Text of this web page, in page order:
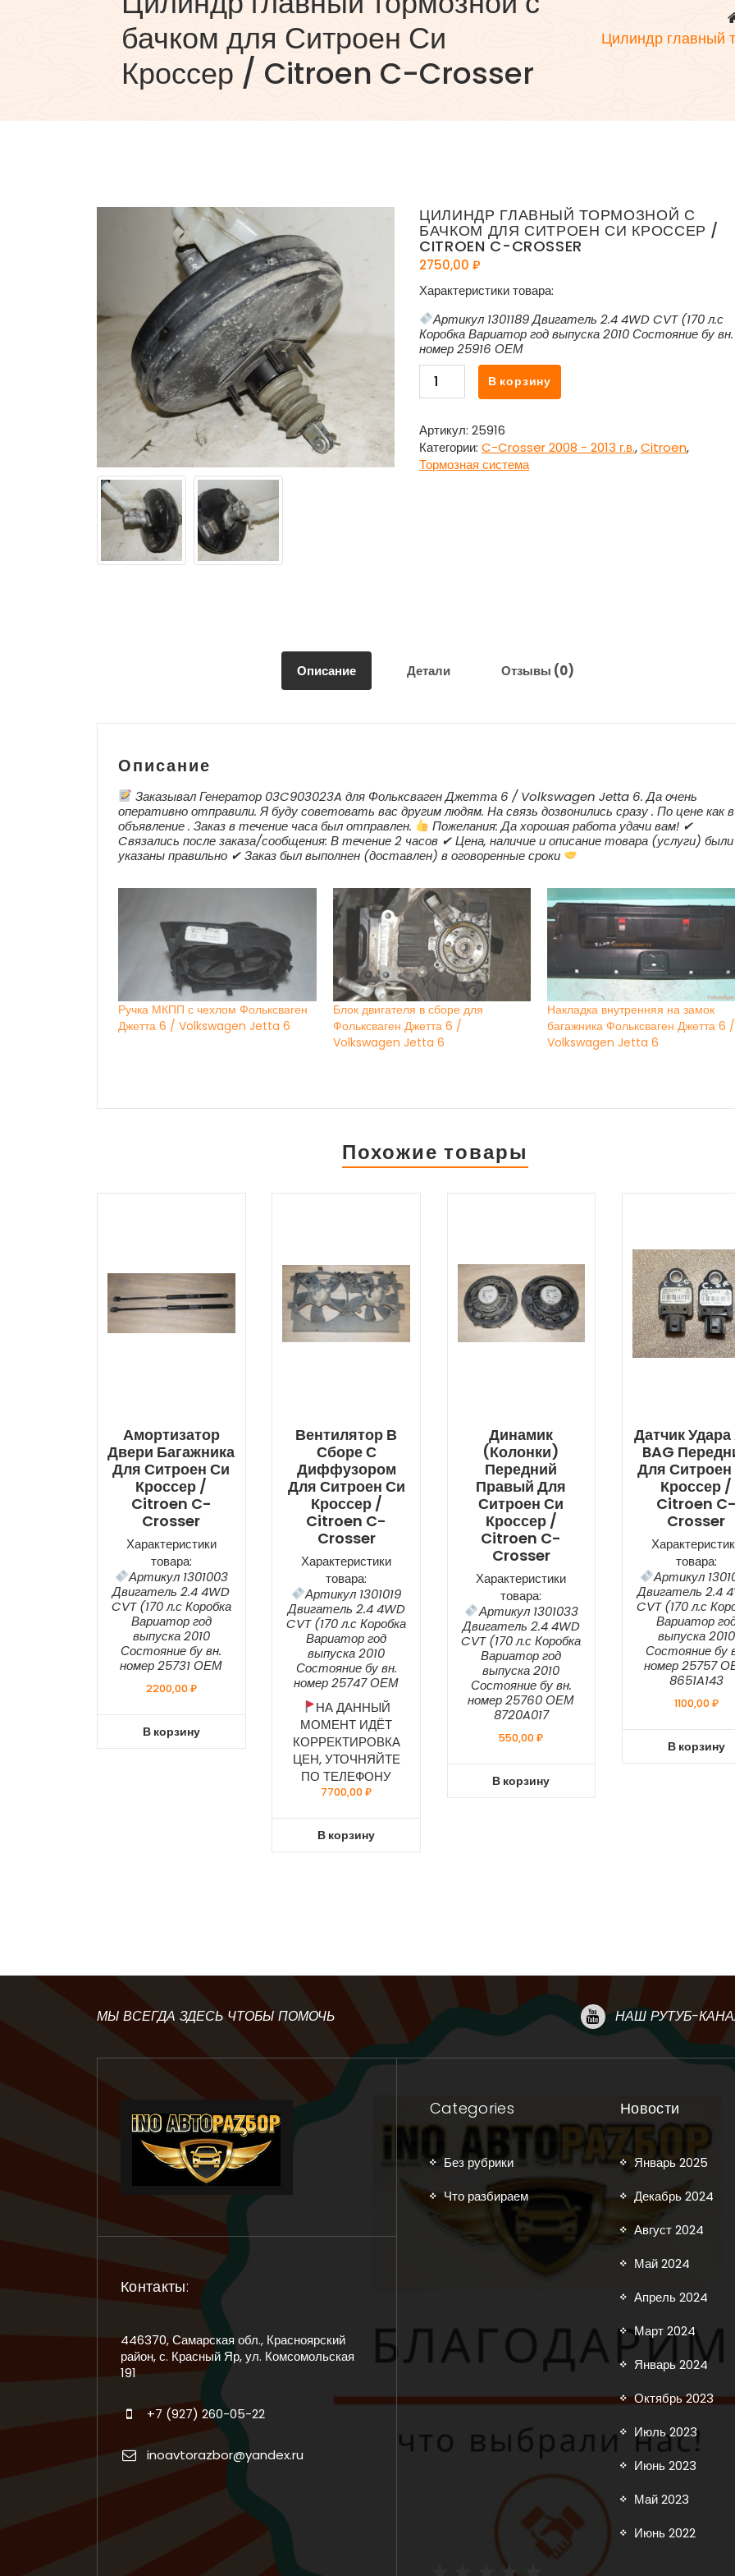
бачком для Ситроен Си
Кроссер / Citroen C-Crosser
Цилиндр главный
ЦИЛИНДР ГЛАВНЫЙ ТОРМОЗНОЙ С
БАЧКОМ ДЛЯ СИТРОЕН СИ КРОССЕР /
CITROEN C-CROSSER
2750,00 ₽
Характеристики товара:
Артикул 1301189 Двигатель 2.4 4WD CVT (170 л.с
Коробка Вариатор год выпуска 2010 Состояние бу вн.
номер 25916 ОЕМ
Количество
товара
главный
тормозной
с
бачком
В корзину
Артикул: 25916
Категории: C-Crosser 2008 - 2013 г.в.,Citroen,
Тормозная система
Описание Детали Отзывы (0)
Описание
Заказывал Генератор 03C903023A для Фольксваген Джетта 6 / Volkswagen Jetta 6. Да очень
оперативно отправили. Я буду советовать вас другим людям. На связь дозвонились сразу . По цене как в
объявление . Заказ в течение часа был отправлен.
Пожелания: Да хорошая работа удачи вам! ✔
Cвязались после заказа/сообщения: В течение 2 часов ✔ Цена, наличие и описание товара (услуги) были
указаны правильно ✔ Заказ был выполнен (доставлен) в оговоренные сроки
Ручка МКПП с чехлом Фольксваген
Джетта 6 / Volkswagen Jetta 6
Блок двигателя в сборе для
Фольксваген Джетта 6 /
Volkswagen Jetta 6
Накладка внутренняя на замок
багажника Фольксваген Джетта 6 /
Volkswagen Jetta 6
Похожие товары
Амортизатор
Двери Багажника
Для Ситроен Си
Кроссер /
Citroen C-
Crosser
Характеристики
товара:
Артикул 1301003
Двигатель 2.4 4WD
CVT (170 л.с Коробка
Вариатор год
выпуска 2010
Состояние бу вн.
номер 25731 ОЕМ
2200,00₽
В корзину
Вентилятор В
Сборе С
Диффузором
Для Ситроен Си
Кроссер /
Citroen C-
Crosser
Характеристики
товара:
Артикул 1301019
Двигатель 2.4 4WD
CVT (170 л.с Коробка
Вариатор год
выпуска 2010
Состояние бу вн.
номер 25747 ОЕМ
НА ДАННЫЙ
МОМЕНТ ИДЁТ
КОРРЕКТИРОВКА
ЦЕН, УТОЧНЯЙТЕ
ПО ТЕЛЕФОНУ
7700,00₽
В корзину
Динамик
(колонки)
Передний
Правый Для
Ситроен Си
Кроссер /
Citroen C-
Crosser
Характеристики
товара:
Артикул 1301033
Двигатель 2.4 4WD
CVT (170 л.с Коробка
Вариатор год
выпуска 2010
Состояние бу вн.
номер 25760 ОЕМ
8720A017
550,00₽
В корзину
Датчик Удара
BAG
Для
Кроссер /
Citroen
Crosser
товара:
Артикул
Двигатель 2.4
CVT (170 л.с
Вариатор
выпуска 2010
Состояние бу
номер 25757
8651A143
1100,00₽
В корзину
МЫ ВСЕГДА ЗДЕСЬ ЧТОБЫ ПОМОЧЬ НАШ РУТУБ-
Контакты:
446370, Самарская обл., Красноярский
район, с. Красный Яр, ул. Комсомольская
191
+7 (927) 260-05-22
inoavtorazbor@yandex.ru
Categories
Без рубрики
Что разбираем
Новости
Январь 2025
Декабрь 2024
Август 2024
Май 2024
Апрель 2024
Март 2024
Январь 2024
Октябрь 2023
Июль 2023
Июнь 2023
Май 2023
Июнь 2022
Рейтинг: 5 из 5.